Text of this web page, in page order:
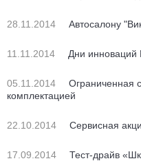
28.11.2014 Автосалону
11.11.2014 Дни инноваций
05.11.2014
Ограниченная
комплектацией
22.10.2014 Сервисная
17.09.2014 Тест-драйв